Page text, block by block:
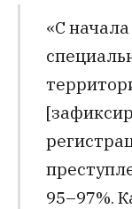
«С
95–97%.